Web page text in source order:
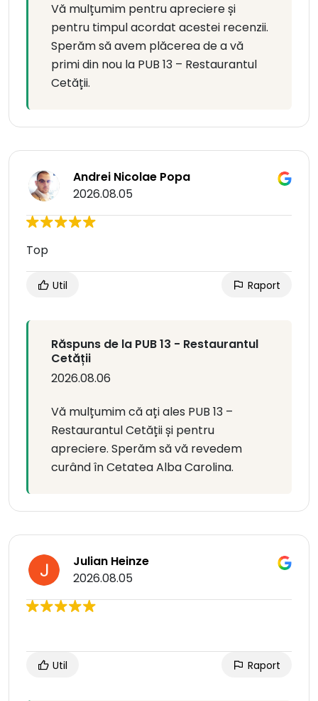
Vă mulțumim pentru apreciere și
pentru timpul acordat acestei recenzii.
Sperăm să avem plăcerea de a vă
primi din nou la PUB 13 – Restaurantul
Cetății.
Andrei Nicolae Popa
2026.08.05
Top
Util Raport
Răspuns de la PUB 13 - Restaurantul
Cetății
2026.08.06
Vă mulțumim că ați ales PUB 13 –
Restaurantul Cetății și pentru
apreciere. Sperăm să vă revedem
curând în Cetatea Alba Carolina.
Julian Heinze
2026.08.05
Util Raport